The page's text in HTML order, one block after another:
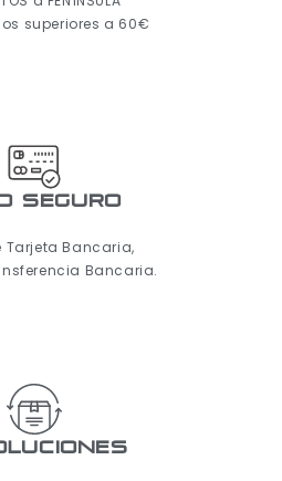
superiores a 60€
seguro
Tarjeta Bancaria,
Bancaria.